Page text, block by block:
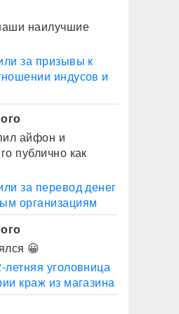
наилучшие
за призывы к
индусов и
айфон и
публично как
за перевод денег
организациям
😀
летняя уголовница
краж из магазина